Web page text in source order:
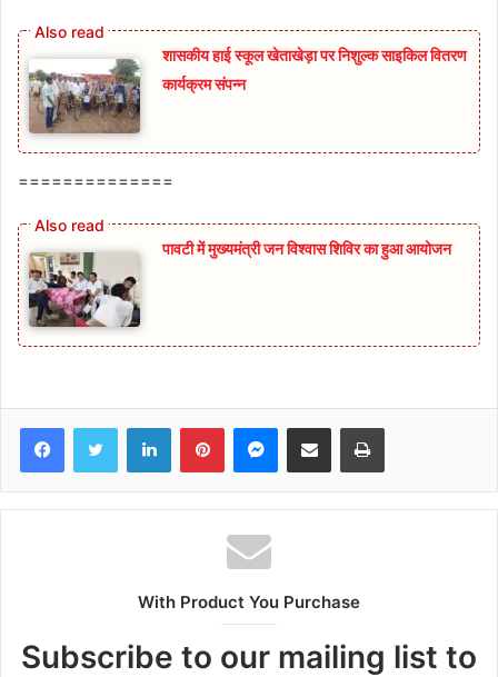
शासकीय हाई स्कूल खेताखेड़ा पर निशुल्क साइकिल वितरण
कार्यक्रम संपन्न
==============
पावटी में मुख्यमंत्री जन विश्वास शिविर का हुआ आयोजन
FacebookTwitter LinkedInPinterestMessenger
Share via Email Print
With Product You Purchase
Subscribe to our mailing list to